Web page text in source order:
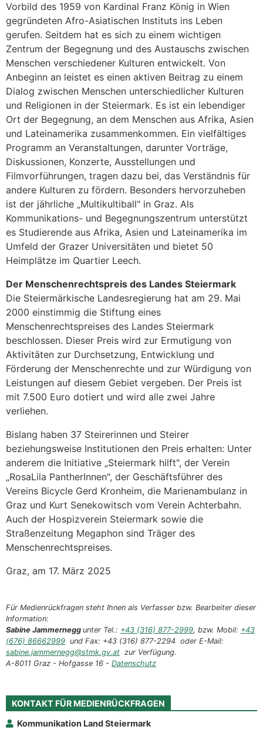
Vorbild des 1959 von Kardinal Franz König in Wien
gegründeten Afro-Asiatischen Instituts ins Leben
gerufen. Seitdem hat es sich zu einem wichtigen
Zentrum der Begegnung und des Austauschs zwischen
Menschen verschiedener Kulturen entwickelt. Von
Anbeginn an leistet es einen aktiven Beitrag zu einem
Dialog zwischen Menschen unterschiedlicher Kulturen
und Religionen in der Steiermark. Es ist ein lebendiger
Ort der Begegnung, an dem Menschen aus Afrika, Asien
und Lateinamerika zusammenkommen. Ein vielfältiges
Programm an Veranstaltungen, darunter Vorträge,
Diskussionen, Konzerte, Ausstellungen und
Filmvorführungen, tragen dazu bei, das Verständnis für
andere Kulturen zu fördern. Besonders hervorzuheben
ist der jährliche „Multikultiball" in Graz. Als
Kommunikations- und Begegnungszentrum unterstützt
es Studierende aus Afrika, Asien und Lateinamerika im
Umfeld der Grazer Universitäten und bietet 50
Heimplätze im Quartier Leech.
Der Menschenrechtspreis des Landes Steiermark
Die Steiermärkische Landesregierung hat am 29. Mai
2000 einstimmig die Stiftung eines
Menschenrechtspreises des Landes Steiermark
beschlossen. Dieser Preis wird zur Ermutigung von
Aktivitäten zur Durchsetzung, Entwicklung und
Förderung der Menschenrechte und zur Würdigung von
Leistungen auf diesem Gebiet vergeben. Der Preis ist
mit 7.500 Euro dotiert und wird alle zwei Jahre
verliehen.
Bislang haben 37 Steirerinnen und Steirer
beziehungsweise Institutionen den Preis erhalten: Unter
anderem die Initiative „Steiermark hilft", der Verein
„RosaLila PantherInnen", der Geschäftsführer des
Vereins Bicycle Gerd Kronheim, die Marienambulanz in
Graz und Kurt Senekowitsch vom Verein Achterbahn.
Auch der Hospizverein Steiermark sowie die
Straßenzeitung Megaphon sind Träger des
Menschenrechtspreises.
Graz, am 17. März 2025
Für Medienrückfragen steht Ihnen als Verfasser bzw. Bearbeiter dieser
Information:
Sabine Jammernegg unter Tel.: +43 (316) 877-2999, bzw. Mobil: +43
(676) 86662999 und Fax: +43 (316) 877-2294 oder E-Mail:
sabine.jammernegg@stmk.gv.at zur Verfügung.
A-8011 Graz - Hofgasse 16 - Datenschutz
KONTAKT FÜR MEDIENRÜCKFRAGEN
Kommunikation Land Steiermark